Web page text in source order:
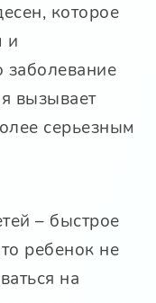
которое
и
заболевание
вызывает
серьезным
– быстрое
ребенок не
на